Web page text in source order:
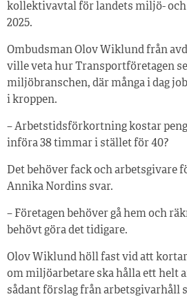
kollektivavtal för landets miljö-
2025.
Ombudsman Olov Wiklund från
ville veta hur Transportföretagen
miljöbranschen, där många i dag
i kroppen.
– Arbetstidsförkortning kostar
införa 38 timmar i stället för 40?
Det behöver fack och arbetsgivare
Annika Nordins svar.
– Företagen behöver gå hem och
behövt göra det tidigare.
Olov Wiklund höll fast vid att
om miljöarbetare ska hålla ett helt
sådant förslag från arbetsgivarhåll